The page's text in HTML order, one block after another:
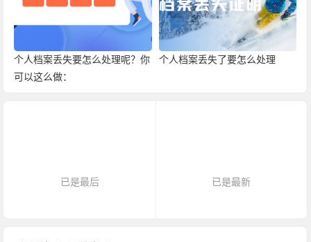
个人档案丢失要怎么处理呢？你
可以这么做：
个人档案丢失了要怎么处理
已是最后 已是最新